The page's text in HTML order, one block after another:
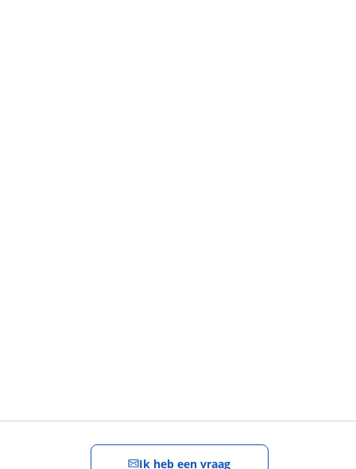
Ik heb een vraag